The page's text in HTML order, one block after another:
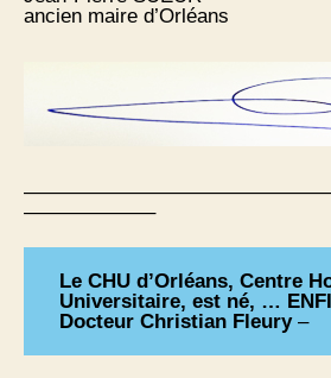
ancien maire d’Orléans
——————–
Le CHU d’Orléans, Centre
Universitaire, est né, …
Docteur Christian Fleury–